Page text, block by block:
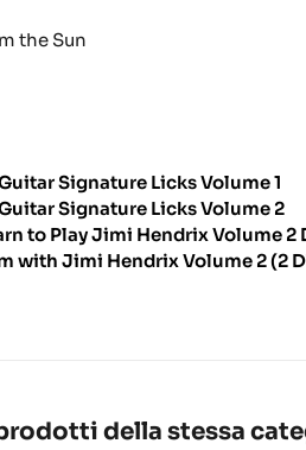
the Sun
Signature Licks Volume 1
Signature Licks Volume 2
to Play Jimi Hendrix Volume 2
with Jimi Hendrix Volume 2 (2
della stessa